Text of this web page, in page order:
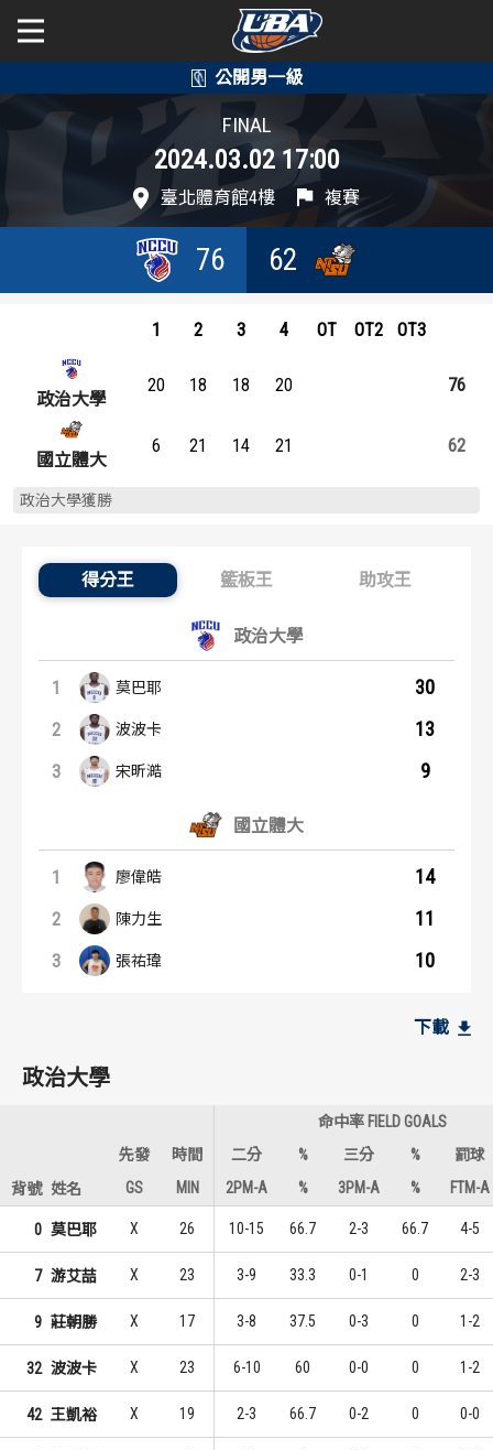
公開男一級
學年度
賽事資訊
戰績排行
球隊資訊
選手資訊
數據統計
歷屆個人獎得主
歷史數據排行
公開女一級
學年度
賽事資訊
戰績排行
球隊資訊
選手資訊
數據統計
歷屆個人獎得主
歷史數據排行
FINAL
2024.03.02 17:00
臺北體育館4樓 複賽
76 62
1 2 3 4 OT OT2 OT3
政治大學
20 18 18 20 76
62
6 21 14 21
國立體大
政治大學獲勝
得分王 籃板王 助攻王
得分王：內容起點
政治大學
1 莫巴耶 30
2 波波卡 13
3 宋昕澔 9
國立體大
1 廖偉皓 14
2 陳力生 11
3 張祐瑋 10
1
莊朝勝 6
國立體大
1 胡晉豪 6
1 黃偉程 6
1 6
1
李允傑 3
國立體大
1 陳力生 4
1 黃偉程 4
3 2
下載
政治大學
命中率 FIELD GOALS
先發
時間 二分 % 三分 %
罰球
背號 姓名 GS MIN 2PM-A % 3PM-A % FTM-A
0 莫巴耶 X 26 10-15 66.7 2-3 66.7 4-5
7 游艾喆 X 23 3-9 33.3 0-1 0 2-3
9 莊朝勝 X 17 3-8 37.5 0-3 0 1-2
32 波波卡 X 23 6-10 60 0-0 0 1-2
42 王凱裕 X 19 2-3 66.7 0-2 0 0-0